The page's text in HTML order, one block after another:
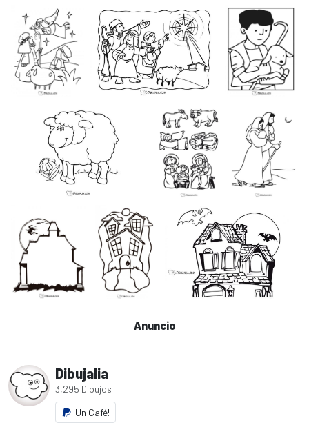
Anuncio
Dibujalia
3,295 Dibujos
¡Un Café!